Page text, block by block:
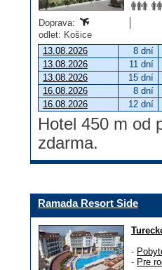
Doprava:
odlet: Košice
13.08.2026
8 dní
13.08.2026
11 dní
13.08.2026
15 dní
16.08.2026
8 dní
16.08.2026
12 dní
Hotel 450 m od
zdarma.
Ramada Resort Side
-
- Pre